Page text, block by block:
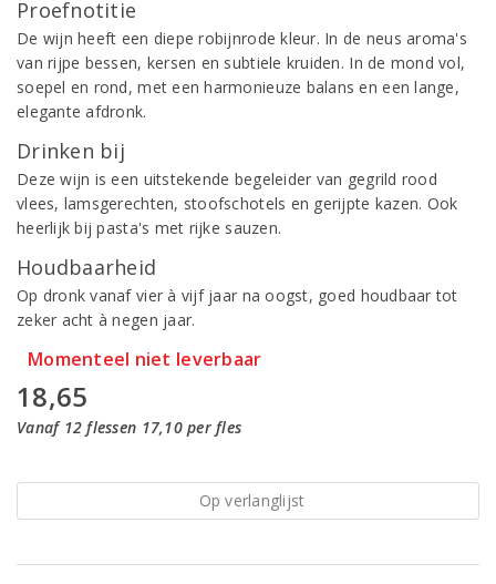
Proefnotitie
De wijn heeft een diepe robijnrode kleur. In de neus aroma's
van rijpe bessen, kersen en subtiele kruiden. In de mond vol,
soepel en rond, met een harmonieuze balans en een lange,
elegante afdronk.
Drinken bij
Deze wijn is een uitstekende begeleider van gegrild rood
vlees, lamsgerechten, stoofschotels en gerijpte kazen. Ook
heerlijk bij pasta's met rijke sauzen.
Houdbaarheid
Op dronk vanaf vier à vijf jaar na oogst, goed houdbaar tot
zeker acht à negen jaar.
Momenteel niet leverbaar
18,65
Vanaf 12 flessen 17,10 per fles
Op verlanglijst